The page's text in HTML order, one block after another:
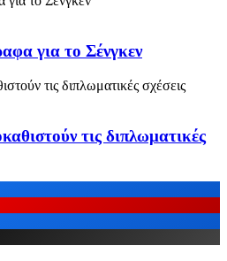
για το Σένγκεν
τις διπλωματικές